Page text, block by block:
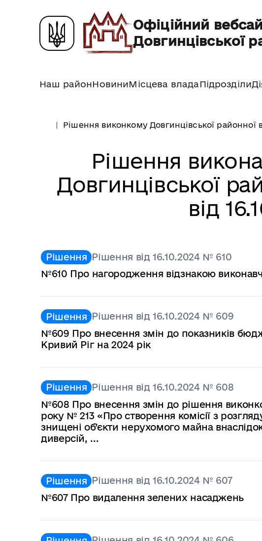
Офіційний
Довгинцівської
Наш районНовиниМісцева влада Підрозділи
Рішення виконкому Довгинцівської районної
Рішення
Довгинцівської
від
Рішення Рішення від 16.10.2024 № 610
№610 Про нагородження відзнакою
Рішення Рішення від 16.10.2024 № 609
№609 Про внесення змін до показників
Кривий Ріг на 2024 рік
Рішення Рішення від 16.10.2024 № 608
№608 Про внесення змін до рішення
року № 213 «Про створення комісії з
знищені об’єкти нерухомого майна
диверсій, ...
Рішення Рішення від 16.10.2024 № 607
№607 Про видалення зелених насаджень